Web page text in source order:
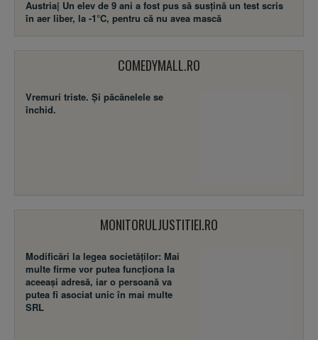
Austria| Un elev de 9 ani a fost pus să susţină un test scris
în aer liber, la -1°C, pentru că nu avea mască
COMEDYMALL.RO
Vremuri triste. Şi păcănelele se
închid.
MONITORULJUSTITIEI.RO
Modificări la legea societăţilor: Mai
multe firme vor putea funcţiona la
aceeaşi adresă, iar o persoană va
putea fi asociat unic în mai multe
SRL